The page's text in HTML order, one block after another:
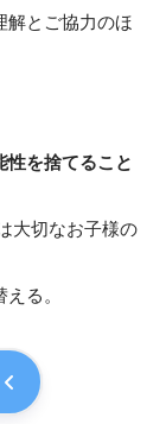
解とご協力のほ
性を捨てること
大切なお子様の
る。